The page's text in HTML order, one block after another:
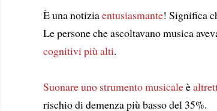
È una notiziaentusiasmante! Significa
Le persone che ascoltavano musica
cognitivi più alti.
Suonare uno strumento musicaleè
rischio di demenza più basso del 35%.